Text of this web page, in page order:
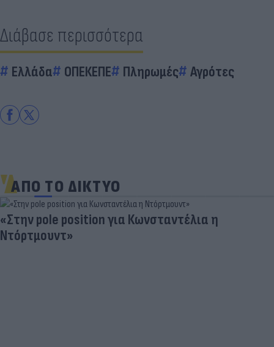
Διάβασε περισσότερα
Ελλάδα ΟΠΕΚΕΠΕ Πληρωμές Αγρότες
ΑΠΟ ΤΟ ΔΙΚΤΥΟ
«Στην pole position για Κωνσταντέλια η
Ντόρτμουντ»